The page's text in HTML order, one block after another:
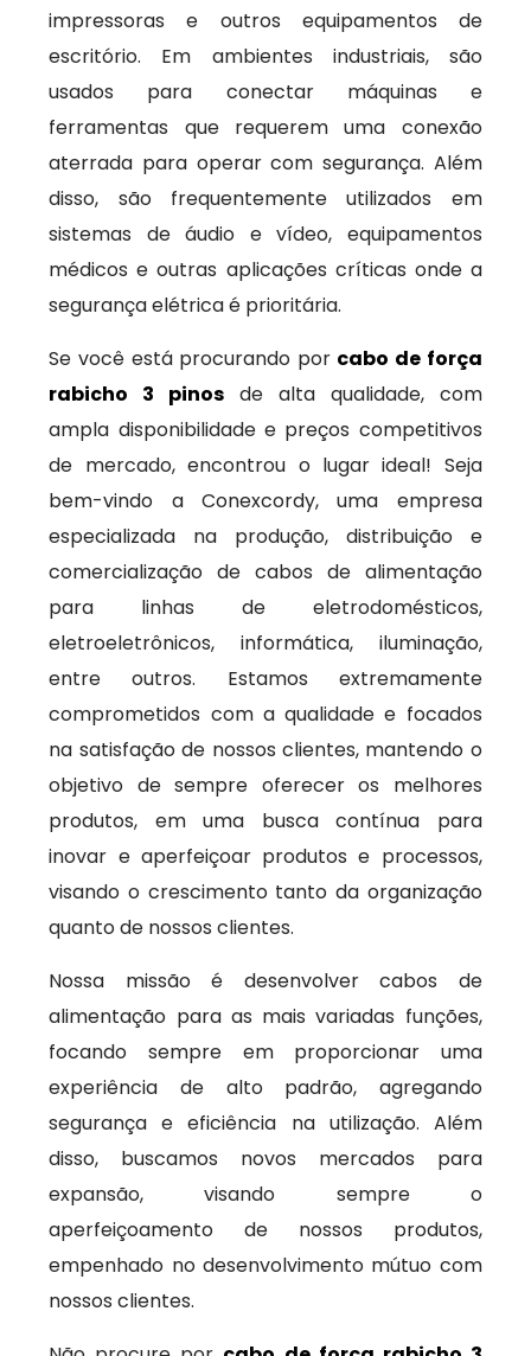
impressoras e outros equipamentos de
escritório. Em ambientes industriais, são
usados para conectar máquinas e
ferramentas que requerem uma conexão
aterrada para operar com segurança. Além
disso, são frequentemente utilizados em
sistemas de áudio e vídeo, equipamentos
médicos e outras aplicações críticas onde a
segurança elétrica é prioritária.
Se você está procurando por cabo de força
rabicho 3 pinos de alta qualidade, com
ampla disponibilidade e preços competitivos
de mercado, encontrou o lugar ideal! Seja
bem-vindo a Conexcordy, uma empresa
especializada na produção, distribuição e
comercialização de cabos de alimentação
para linhas de eletrodomésticos,
eletroeletrônicos, informática, iluminação,
entre outros. Estamos extremamente
comprometidos com a qualidade e focados
na satisfação de nossos clientes, mantendo o
objetivo de sempre oferecer os melhores
produtos, em uma busca contínua para
inovar e aperfeiçoar produtos e processos,
visando o crescimento tanto da organização
quanto de nossos clientes.
Nossa missão é desenvolver cabos de
alimentação para as mais variadas funções,
focando sempre em proporcionar uma
experiência de alto padrão, agregando
segurança e eficiência na utilização. Além
disso, buscamos novos mercados para
expansão, visando sempre o
aperfeiçoamento de nossos produtos,
empenhado no desenvolvimento mútuo com
nossos clientes.